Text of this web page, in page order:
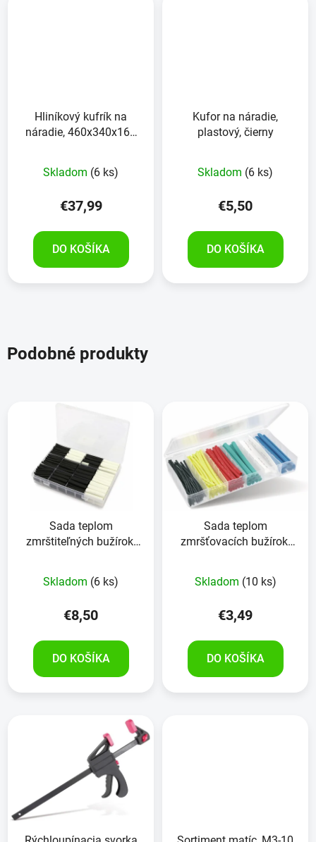
Hliníkový kufrík na
náradie, 460x340x160
hodnotenie
produktu
je
z
Skladom (6 ks)
€37,99
DO KOŠÍKA
Kufor na náradie,
plastový, čierny
Skladom (6 ks)
€5,50
DO KOŠÍKA
Podobné produkty
Sada teplom
zmrštiteľných bužírok,
zmrštenia 3:1,
Skladom (6 ks)
€8,50
DO KOŠÍKA
Sada teplom
zmršťovacích bužírok,
Skladom (10 ks)
€3,49
DO KOŠÍKA